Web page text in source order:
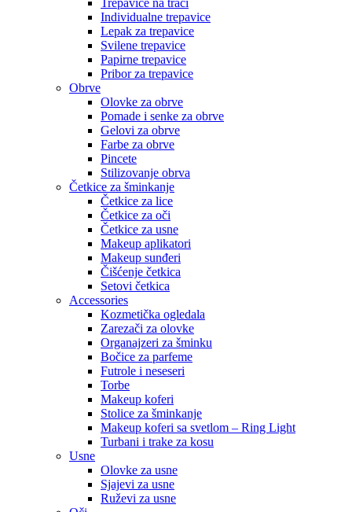
Trepavice na traci
Individualne trepavice
Lepak za trepavice
Svilene trepavice
Papirne trepavice
Pribor za trepavice
Obrve
Olovke za obrve
Pomade i senke za obrve
Gelovi za obrve
Farbe za obrve
Pincete
Stilizovanje obrva
Četkice za šminkanje
Četkice za lice
Četkice za oči
Četkice za usne
Makeup aplikatori
Makeup sunđeri
Čišćenje četkica
Setovi četkica
Accessories
Kozmetička ogledala
Zarezači za olovke
Organajzeri za šminku
Bočice za parfeme
Futrole i neseseri
Torbe
Makeup koferi
Stolice za šminkanje
Makeup koferi sa svetlom – Ring Light
Turbani i trake za kosu
Usne
Olovke za usne
Sjajevi za usne
Ruževi za usne